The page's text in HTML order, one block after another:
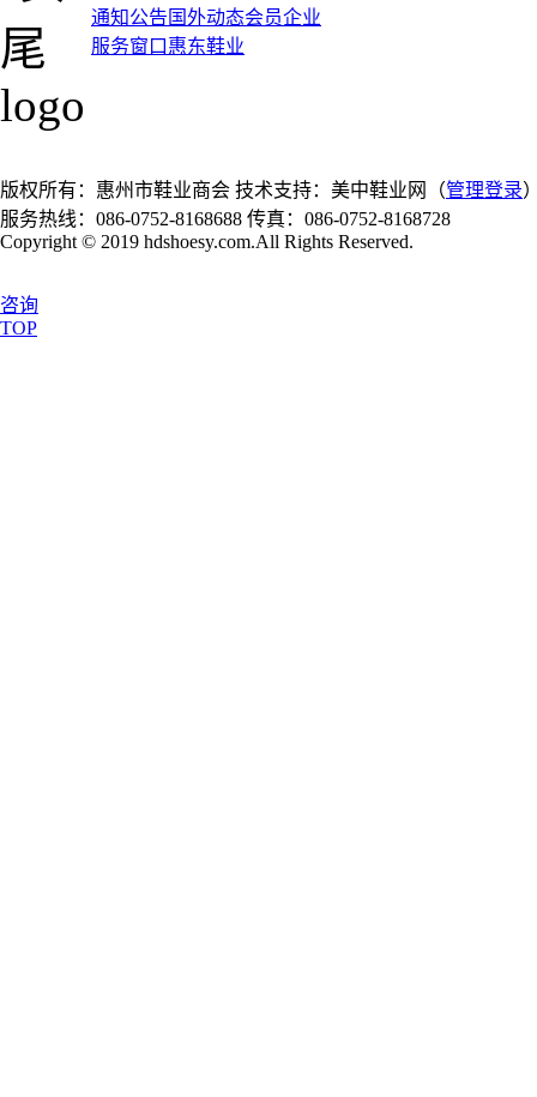
通知公告
服务窗口
国外动态
惠东鞋业
会员企业
版权所有：惠州市鞋业商会 技术支持：美中鞋业网（管理登录
服务热线：086-0752-8168688 传真：086-0752-8168728
Copyright © 2019 hdshoesy.com.All Rights Reserved.
咨询
TOP